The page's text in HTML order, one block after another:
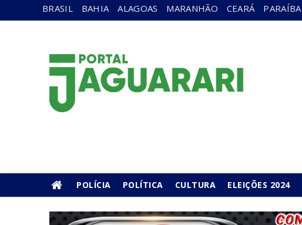
BRASIL BAHIA ALAGOAS MARANHÃO CEARÁ PARAÍBA
POLÍCIA POLÍTICA CULTURA ELEIÇÕES 2024